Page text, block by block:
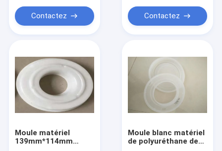
Des produits
Au sujet de nous
Visite d'usine
Contactez Contactez
Moule matériel
139mm*114mm
Moule blanc matériel
de polyuréthane de